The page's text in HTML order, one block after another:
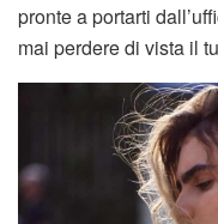
pronte a portarti
mai perdere di vista il